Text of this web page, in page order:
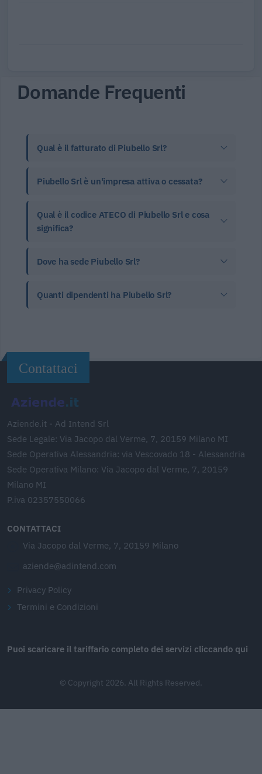
Domande Frequenti
Qual è il fatturato di Piubello Srl?
Piubello Srl è un'impresa attiva o cessata?
Qual è il codice ATECO di Piubello Srl e cosa
significa?
Dove ha sede Piubello Srl?
Quanti dipendenti ha Piubello Srl?
Contattaci
Aziende.it - Ad Intend Srl
Sede Legale: Via Jacopo dal Verme, 7, 20159 Milano MI
Sede Operativa Alessandria: via Vescovado 18 - Alessandria
Sede Operativa Milano: Via Jacopo dal Verme, 7, 20159
Milano MI
P.iva 02357550066
CONTATTACI
Via Jacopo dal Verme, 7, 20159 Milano
aziende@adintend.com
Privacy Policy
Termini e Condizioni
Puoi scaricare il tariffario completo dei servizi cliccando qui
© Copyright 2026. All Rights Reserved.